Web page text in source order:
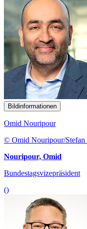
Bildinformationen
Omid Nouripour
© Omid Nouripour/Stefan
Nouripour, Omid
Bundestagsvizepräsident
()